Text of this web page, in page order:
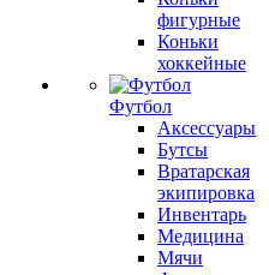
фигурные
Коньки
хоккейные
Футбол
Аксессуары
Бутсы
Вратарская
экипировка
Инвентарь
Медицина
Мячи